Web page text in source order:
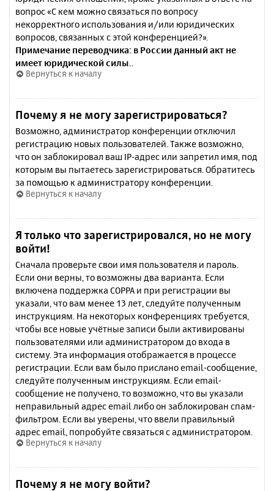
вопрос «С кем можно связаться по вопросу
некорректного использования и/или юридических
вопросов, связанных с этой конференцией?».
Примечание переводчика: в России данный акт не
имеет юридической силы.
Вернуться к началу
Почему я не могу зарегистрироваться?
Возможно, администратор конференции отключил
регистрацию новых пользователей. Также возможно,
что он заблокировал ваш IP-адрес или запретил имя, под
которым вы пытаетесь зарегистрироваться. Обратитесь
за помощью к администратору конференции.
Вернуться к началу
Я только что зарегистрировался, но не могу
войти!
Сначала проверьте свои имя пользователя и пароль.
Если они верны, то возможны два варианта. Если
включена поддержка COPPA и при регистрации вы
указали, что вам менее 13 лет, следуйте полученным
инструкциям. На некоторых конференциях требуется,
чтобы все новые учётные записи были активированы
пользователями или администратором до входа в
систему. Эта информация отображается в процессе
регистрации. Если вам было прислано email-сообщение,
следуйте полученным инструкциям. Если email-
сообщение не получено, то возможно, что вы указали
неправильный адрес email либо он заблокирован спам-
фильтром. Если вы уверены, что ввели правильный
адрес email, попробуйте связаться с администратором.
Вернуться к началу
Почему я не могу войти?